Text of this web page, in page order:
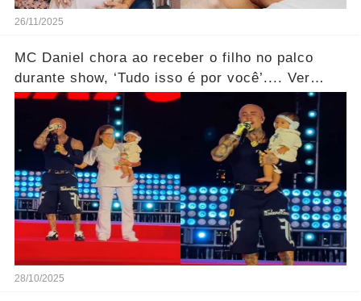
26/11/2025
MC Daniel chora ao receber o filho no palco
durante show, ‘Tudo isso é por você’.... Ver
mais
28/10/2025